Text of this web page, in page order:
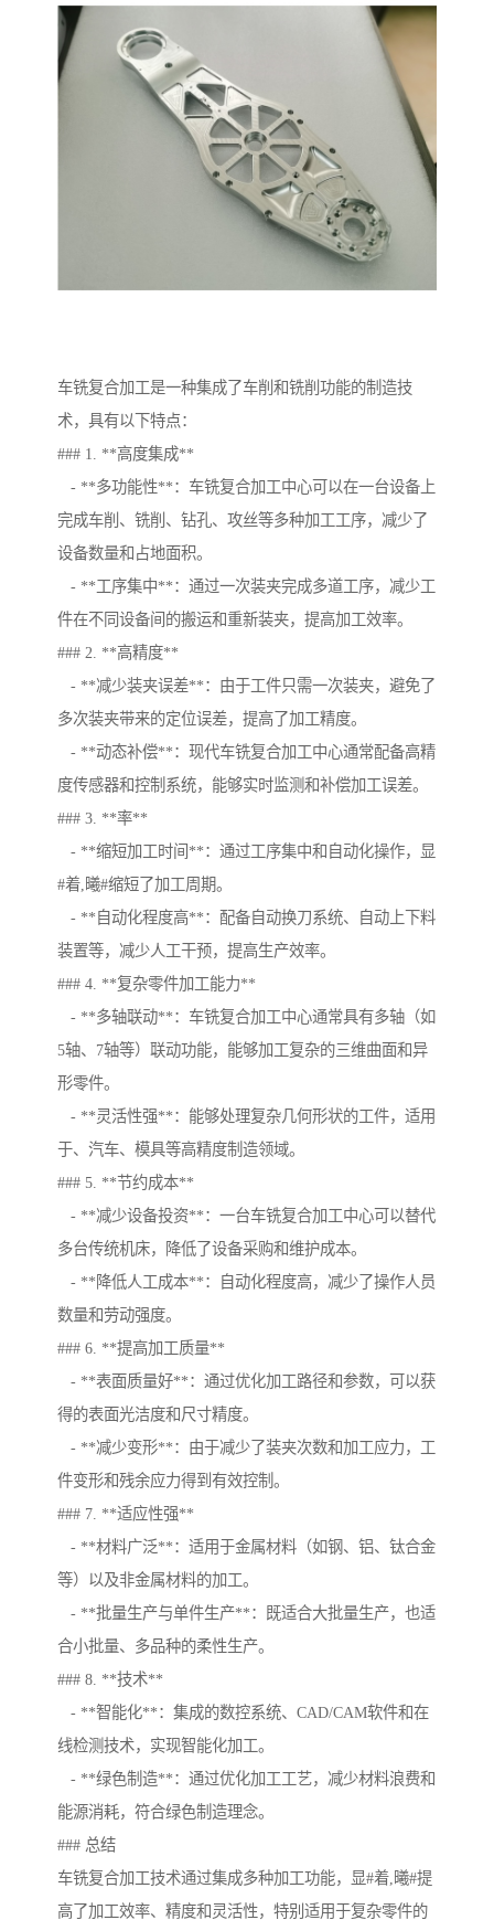
车铣复合加工是一种集成了车削和铣削功能的制造技
术，具有以下特点：
### 1. **高度集成**
- **多功能性**：车铣复合加工中心可以在一台设备上
完成车削、铣削、钻孔、攻丝等多种加工工序，减少了
设备数量和占地面积。
- **工序集中**：通过一次装夹完成多道工序，减少工
件在不同设备间的搬运和重新装夹，提高加工效率。
### 2. **高精度**
- **减少装夹误差**：由于工件只需一次装夹，避免了
多次装夹带来的定位误差，提高了加工精度。
- **动态补偿**：现代车铣复合加工中心通常配备高精
度传感器和控制系统，能够实时监测和补偿加工误差。
### 3. **率**
- **缩短加工时间**：通过工序集中和自动化操作，显
#着,曦#缩短了加工周期。
- **自动化程度高**：配备自动换刀系统、自动上下料
装置等，减少人工干预，提高生产效率。
### 4. **复杂零件加工能力**
- **多轴联动**：车铣复合加工中心通常具有多轴（如
5轴、7轴等）联动功能，能够加工复杂的三维曲面和异
形零件。
- **灵活性强**：能够处理复杂几何形状的工件，适用
于、汽车、模具等高精度制造领域。
### 5. **节约成本**
- **减少设备投资**：一台车铣复合加工中心可以替代
多台传统机床，降低了设备采购和维护成本。
- **降低人工成本**：自动化程度高，减少了操作人员
数量和劳动强度。
### 6. **提高加工质量**
- **表面质量好**：通过优化加工路径和参数，可以获
得的表面光洁度和尺寸精度。
- **减少变形**：由于减少了装夹次数和加工应力，工
件变形和残余应力得到有效控制。
### 7. **适应性强**
- **材料广泛**：适用于金属材料（如钢、铝、钛合金
等）以及非金属材料的加工。
- **批量生产与单件生产**：既适合大批量生产，也适
合小批量、多品种的柔性生产。
### 8. **技术**
- **智能化**：集成的数控系统、CAD/CAM软件和在
线检测技术，实现智能化加工。
- **绿色制造**：通过优化加工工艺，减少材料浪费和
能源消耗，符合绿色制造理念。
### 总结
车铣复合加工技术通过集成多种加工功能，显#着,曦#提
高了加工效率、精度和灵活性，特别适用于复杂零件的